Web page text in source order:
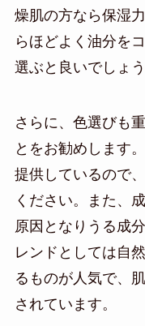
燥肌の方なら保湿
らほどよく油分を
選ぶと良いでしょう
さらに、色選びも
とをお勧めします
提供しているので
ください。また、
原因となりうる成
レンドとしては自
るものが人気で、
されています。